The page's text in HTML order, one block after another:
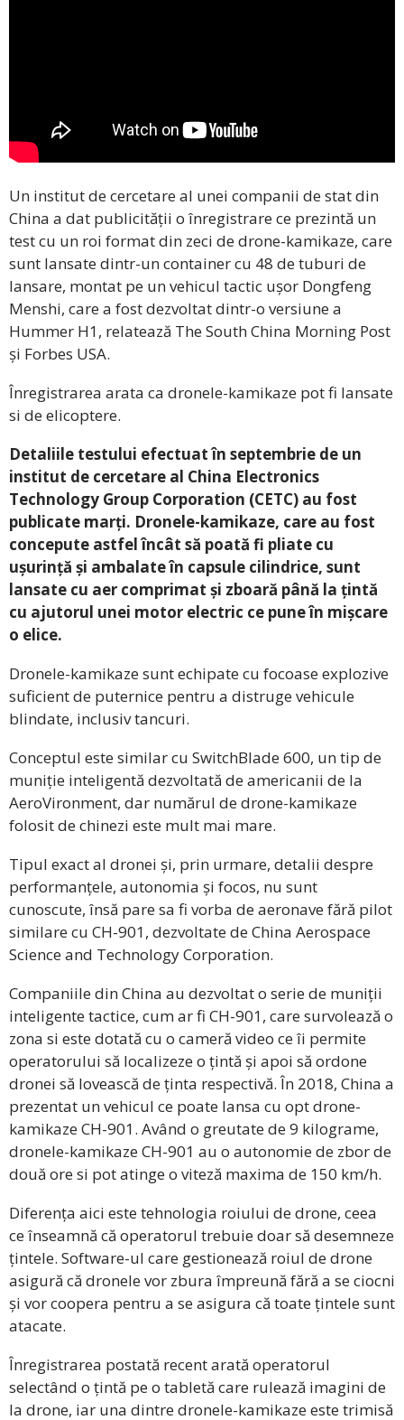
Un institut de cercetare al unei companii de stat din
China a dat publicității o înregistrare ce prezintă un
test cu un roi format din zeci de drone-kamikaze, care
sunt lansate dintr-un container cu 48 de tuburi de
lansare, montat pe un vehicul tactic ușor Dongfeng
Menshi, care a fost dezvoltat dintr-o versiune a
Hummer H1, relatează The South China Morning Post
și Forbes USA.
Înregistrarea arata ca dronele-kamikaze pot fi lansate
si de elicoptere.
Detaliile testului efectuat în septembrie de un
institut de cercetare al China Electronics
Technology Group Corporation (CETC) au fost
publicate marți. Dronele-kamikaze, care au fost
concepute astfel încât să poată fi pliate cu
ușurință și ambalate în capsule cilindrice, sunt
lansate cu aer comprimat și zboară până la țintă
cu ajutorul unei motor electric ce pune în mișcare
o elice.
Dronele-kamikaze sunt echipate cu focoase explozive
suficient de puternice pentru a distruge vehicule
blindate, inclusiv tancuri.
Conceptul este similar cu SwitchBlade 600, un tip de
muniție inteligentă dezvoltată de americanii de la
AeroVironment, dar numărul de drone-kamikaze
folosit de chinezi este mult mai mare.
Tipul exact al dronei și, prin urmare, detalii despre
performanțele, autonomia și focos, nu sunt
cunoscute, însă pare sa fi vorba de aeronave fără pilot
similare cu CH-901, dezvoltate de China Aerospace
Science and Technology Corporation.
Companiile din China au dezvoltat o serie de muniții
inteligente tactice, cum ar fi CH-901, care survolează o
zona si este dotată cu o cameră video ce îi permite
operatorului să localizeze o țintă și apoi să ordone
dronei să lovească de ținta respectivă. În 2018, China a
prezentat un vehicul ce poate lansa cu opt drone-
kamikaze CH-901. Având o greutate de 9 kilograme,
dronele-kamikaze CH-901 au o autonomie de zbor de
două ore si pot atinge o viteză maxima de 150 km/h.
Diferența aici este tehnologia roiului de drone, ceea
ce înseamnă că operatorul trebuie doar să desemneze
țintele. Software-ul care gestionează roiul de drone
asigură că dronele vor zbura împreună fără a se ciocni
și vor coopera pentru a se asigura că toate țintele sunt
atacate.
Înregistrarea postată recent arată operatorul
selectând o țintă pe o tabletă care rulează imagini de
la drone, iar una dintre dronele-kamikaze este trimisă